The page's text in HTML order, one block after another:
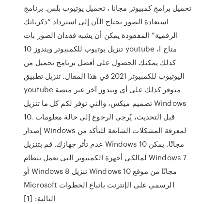
تحميل برامج كمبيوتر مجانا ، تحميل يوتيوب بلس. برنامج
استعادة الصور تحتاج الآن إلى استرداد “ذكرياتك
الرقمية” المفقودة يمكن أن يشبه فقدان الصور بات
تنزيل يوتيوب للكمبيوتر ويندوز 10 youtube متاح ا،
كذلك يمكنك الحصول على أفضل برنامج تحميل من
اليوتيوب للكمبيوتر 2021 في هذا المقال. تنزيل تطبيق
youtube متوفر كذلك على أي ويندوز آخر عبر منصة
تصميم ميكس، والتي توفر لكم كل ما تنزيل Windows
10. قبل التحديث، يُرجى الرجوع إلى حالة معلومات
إصدار Windows لمعرفة المشكلات الشائعة للتأكد من
عدم تأثر جهازك. قم بتنزيل Windows 10 مجانًا. يمكن
لمالكي أجهزة الكمبيوتر التي تعمل بنظام Windows 7
أو Windows 8 تنزيل Windows 10 مجانًا من موقع
Microsoft الرسمي على الإنترنت باتباع الخطوات
التالية: [1]